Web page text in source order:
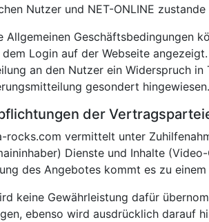
Nutzer und NET-ONLINE
Allgemeinen Geschäftsbedingungen
dem Login auf der Webseite
an den Nutzer ein Widerspruch
gesondert hingewiesen.
der
rocks.com vermittelt unter
Dienste und Inhalte
des Angebotes kommt es zu
keine Gewährleistung dafür
ebenso wird ausdrücklich darauf